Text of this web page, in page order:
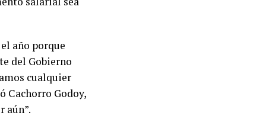
año porque
del Gobierno
cualquier
Cachorro Godoy,
aún”.